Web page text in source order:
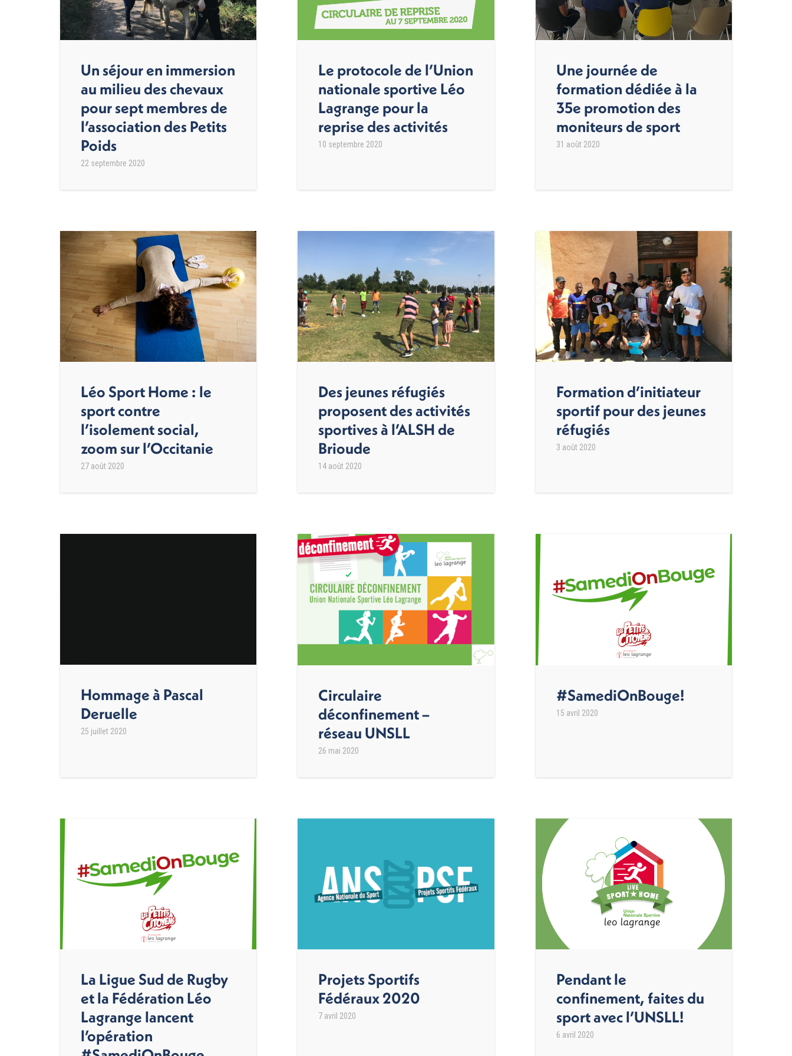
Un séjour en immersion
au milieu des chevaux
pour sept membres de
l’association des Petits
Poids
22 septembre 2020
Le protocole de l’Union
nationale sportive Léo
Lagrange pour la
reprise des activités
10 septembre 2020
Une journée de
formation dédiée à la
35e promotion des
moniteurs de sport
31 août 2020
Léo Sport Home : le
sport contre
l’isolement social,
zoom sur l’Occitanie
27 août 2020
Des jeunes réfugiés
proposent des activités
sportives à l’ALSH de
Brioude
14 août 2020
Formation d’initiateur
sportif pour des jeunes
réfugiés
3 août 2020
Hommage à Pascal
Deruelle
25 juillet 2020
Circulaire
déconfinement –
réseau UNSLL
26 mai 2020
#SamediOnBouge!
15 avril 2020
La Ligue Sud de Rugby
et la Fédération Léo
Lagrange lancent
l’opération
Projets Sportifs
Fédéraux 2020
7 avril 2020
Pendant le
confinement, faites du
sport avec l’UNSLL!
6 avril 2020